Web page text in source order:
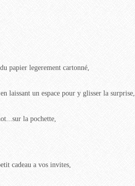
papier legerement cartonné,
laissant un espace pour y glisser la surprise,
la pochette,
cadeau a vos invites,